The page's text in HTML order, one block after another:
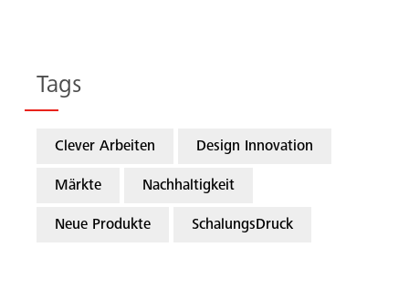
Tags
Clever Arbeiten Design Innovation
Märkte Nachhaltigkeit
Neue Produkte SchalungsDruck